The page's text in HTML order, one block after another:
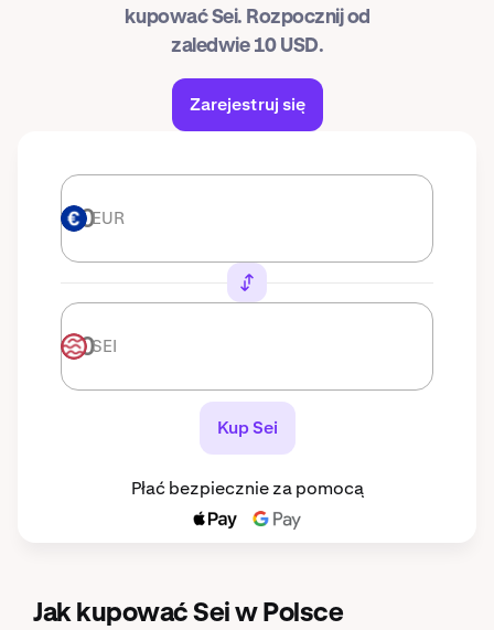
kupować Sei. Rozpocznij od
zaledwie 10 USD.
Zarejestruj się
EUR EUR
SEI SEI
Kup Sei
Płać bezpiecznie za pomocą
Jak kupować Sei w Polsce